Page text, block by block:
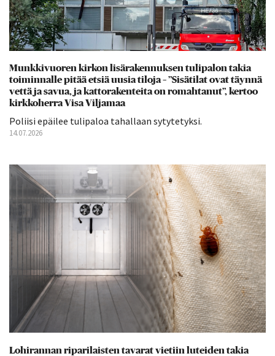
Munkkivuoren kirkon lisärakennuksen tulipalon takia
toiminnalle pitää etsiä uusia tiloja – ”Sisätilat ovat täynnä
vettä ja savua, ja kattorakenteita on romahtanut”, kertoo
kirkkoherra Visa Viljamaa
Poliisi epäilee tulipaloa tahallaan sytytetyksi.
14.07.2026
Lohirannan riparilaisten tavarat vietiin luteiden takia